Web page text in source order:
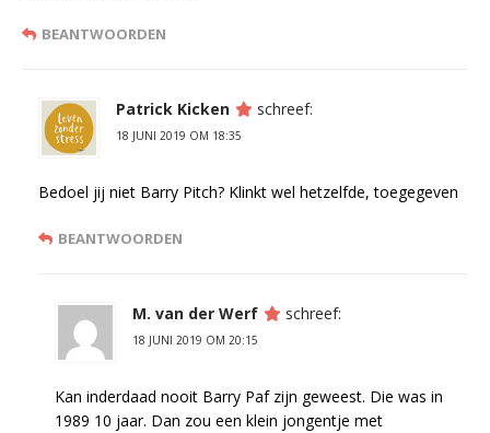
BEANTWOORDEN
Patrick Kicken schreef:
18 JUNI 2019 OM 18:35
Bedoel jij niet Barry Pitch? Klinkt wel hetzelfde, toegegeven
BEANTWOORDEN
M. van der Werf schreef:
18 JUNI 2019 OM 20:15
Kan inderdaad nooit Barry Paf zijn geweest. Die was in
1989 10 jaar. Dan zou een klein jongentje met